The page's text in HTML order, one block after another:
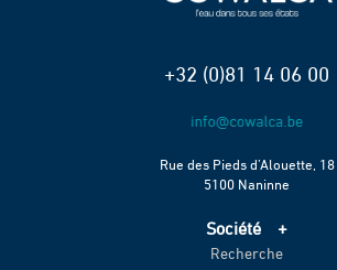
+32 (0)81 14 06 00
Rue des Pieds d’Alouette, 18
5100 Naninne
Société
Accueil
Recherche